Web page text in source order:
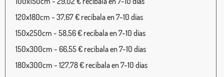
120x180cm - 37,67 € recíbala en 7-10 días
150x250cm - 58,56 € recíbala en 7-10 días
150x300cm - 66,55 € recíbala en 7-10 días
180x300cm - 127,78 € recíbala en 7-10 días